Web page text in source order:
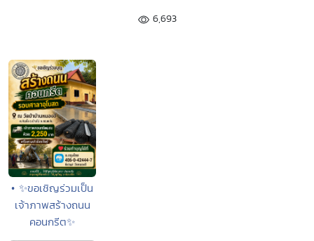
6,693
• ✨ขอเชิญร่วมเป็น
เจ้าภาพสร้างถนน
คอนกรีต✨